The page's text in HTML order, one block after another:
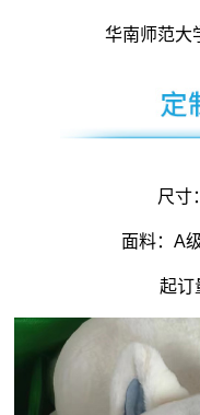
华南师范大
尺寸
面料：A
起订